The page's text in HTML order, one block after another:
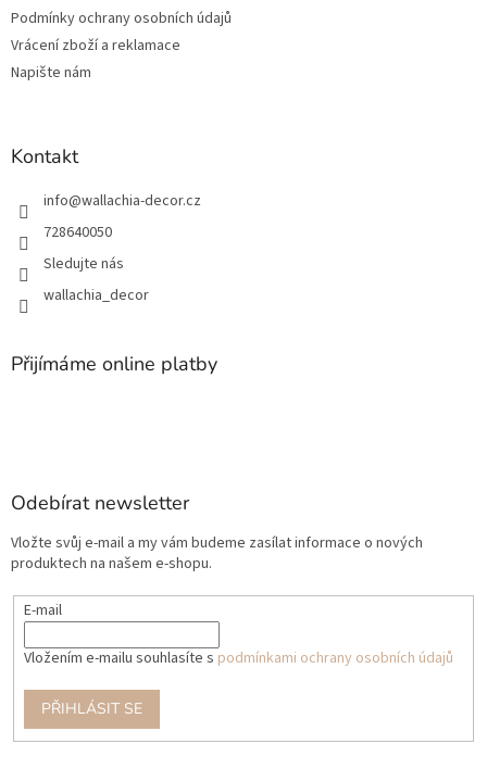
Podmínky ochrany osobních údajů
Vrácení zboží a reklamace
Napište nám
Kontakt
info@wallachia-decor.cz
728640050
Sledujte nás
wallachia_decor
Přijímáme online platby
Odebírat newsletter
Vložte svůj e-mail a my vám budeme zasílat informace o nových
produktech na našem e-shopu.
E-mail
Vložením e-mailu souhlasíte s podmínkami ochrany osobních údajů
PŘIHLÁSIT SE